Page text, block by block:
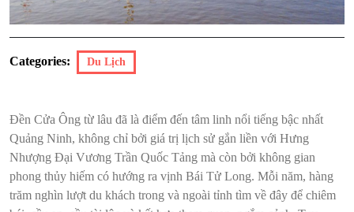
Categories: Du Lịch
Đền Cửa Ông từ lâu đã là điểm đến tâm linh nổi tiếng bậc nhất
Quảng Ninh, không chỉ bởi giá trị lịch sử gắn liền với Hưng
Nhượng Đại Vương Trần Quốc Tảng mà còn bởi không gian
phong thủy hiếm có hướng ra vịnh Bái Tử Long. Mỗi năm, hàng
trăm nghìn lượt du khách trong và ngoài tỉnh tìm về đây để chiêm